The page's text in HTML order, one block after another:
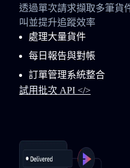
透過單次請求擷取多筆貨
叫並提升追蹤效率
處理大量貨件
每日報告與對帳
訂單管理系統整合
試用批次 API </>